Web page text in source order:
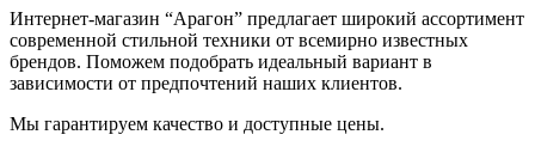
Интернет-магазин “Арагон” предлагает широкий ассортимент
современной стильной техники от всемирно известных
брендов. Поможем подобрать идеальный вариант в
зависимости от предпочтений наших клиентов.
Мы гарантируем качество и доступные цены.